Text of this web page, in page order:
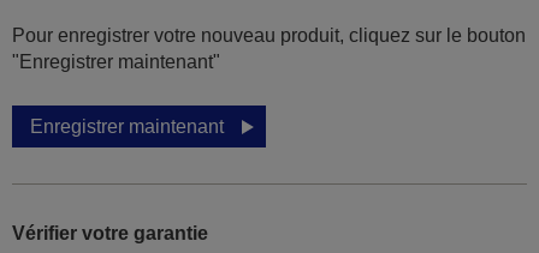
Pour enregistrer votre nouveau produit, cliquez sur le bouton
"Enregistrer maintenant"
Enregistrer maintenant
Vérifier votre garantie